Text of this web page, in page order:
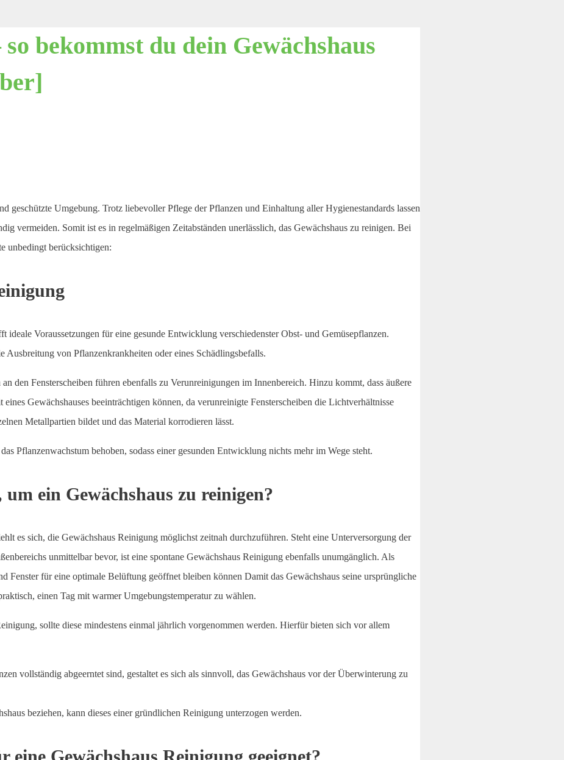
bekommst du dein Gewächshaus
geschützte Umgebung. Trotz liebevoller Pflege der Pflanzen und Einhaltung aller Hygienestandards lassen
vermeiden. Somit ist es in regelmäßigen Zeitabständen unerlässlich, das Gewächshaus zu reinigen. Bei
unbedingt berücksichtigen:
Voraussetzungen für eine gesunde Entwicklung verschiedenster Obst- und Gemüsepflanzen.
von Pflanzenkrankheiten oder eines Schädlingsbefalls.
den Fensterscheiben führen ebenfalls zu Verunreinigungen im Innenbereich. Hinzu kommt, dass äußere
Gewächshauses beeinträchtigen können, da verunreinigte Fensterscheiben die Lichtverhältnisse
Metallpartien bildet und das Material korrodieren lässt.
Pflanzenwachstum behoben, sodass einer gesunden Entwicklung nichts mehr im Wege steht.
ein Gewächshaus zu reinigen?
es sich, die Gewächshaus Reinigung möglichst zeitnah durchzuführen. Steht eine Unterversorgung der
unmittelbar bevor, ist eine spontane Gewächshaus Reinigung ebenfalls unumgänglich. Als
Fenster für eine optimale Belüftung geöffnet bleiben können Damit das Gewächshaus seine ursprüngliche
einen Tag mit warmer Umgebungstemperatur zu wählen.
sollte diese mindestens einmal jährlich vorgenommen werden. Hierfür bieten sich vor allem
vollständig abgeerntet sind, gestaltet es sich als sinnvoll, das Gewächshaus vor der Überwinterung zu
beziehen, kann dieses einer gründlichen Reinigung unterzogen werden.
Gewächshaus Reinigung geeignet?